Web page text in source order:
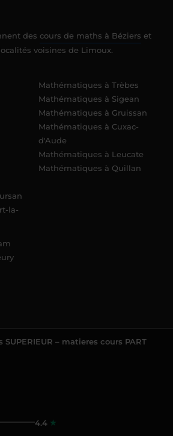
des cours de maths à Béziers et
voisines de Limoux.
la-
Mathématiques à Trèbes
Mathématiques à Sigean
Mathématiques à Gruissan
Mathématiques à Cuxac-
d'Aude
Mathématiques à Leucate
Mathématiques à Quillan
SUPERIEUR – matieres cours PART
4.4